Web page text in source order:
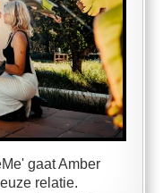
gaat Amber
relatie.